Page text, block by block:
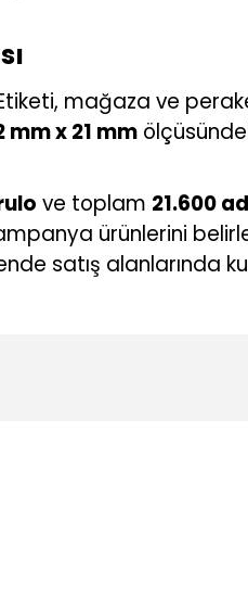
mağaza ve
mm x 21 mm
ve toplam 21.600
ürünlerini
satış alanlarında
olmalı.